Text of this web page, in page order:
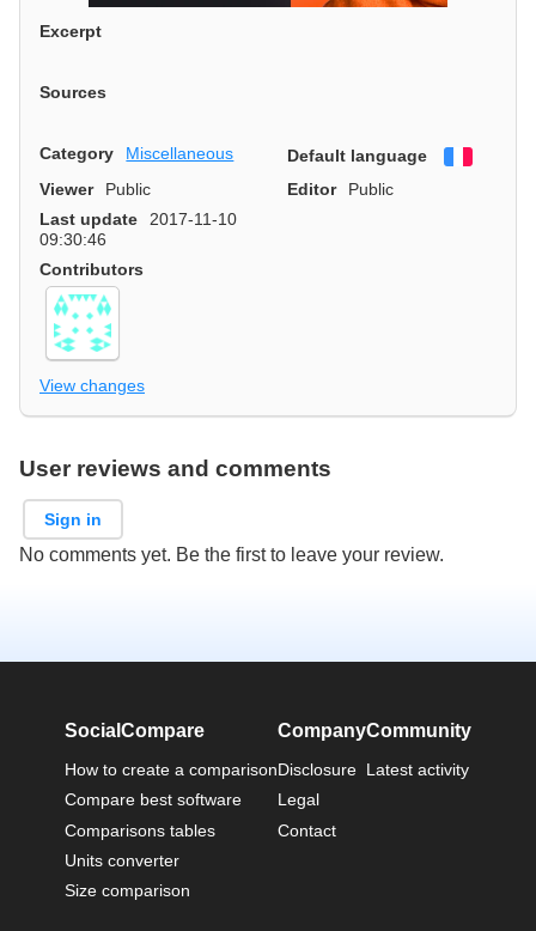
Excerpt
Sources
Category Miscellaneous Default language
Viewer
Public Editor
Public
Last update
2017-11-10
09:30:46
Contributors
View changes
User reviews and comments
Sign in
No comments yet. Be the first to leave your review.
SocialCompare
How to create a comparison
Compare best software
Comparisons tables
Units converter
Size comparison
Company
Disclosure
Legal
Contact
Community
Latest activity